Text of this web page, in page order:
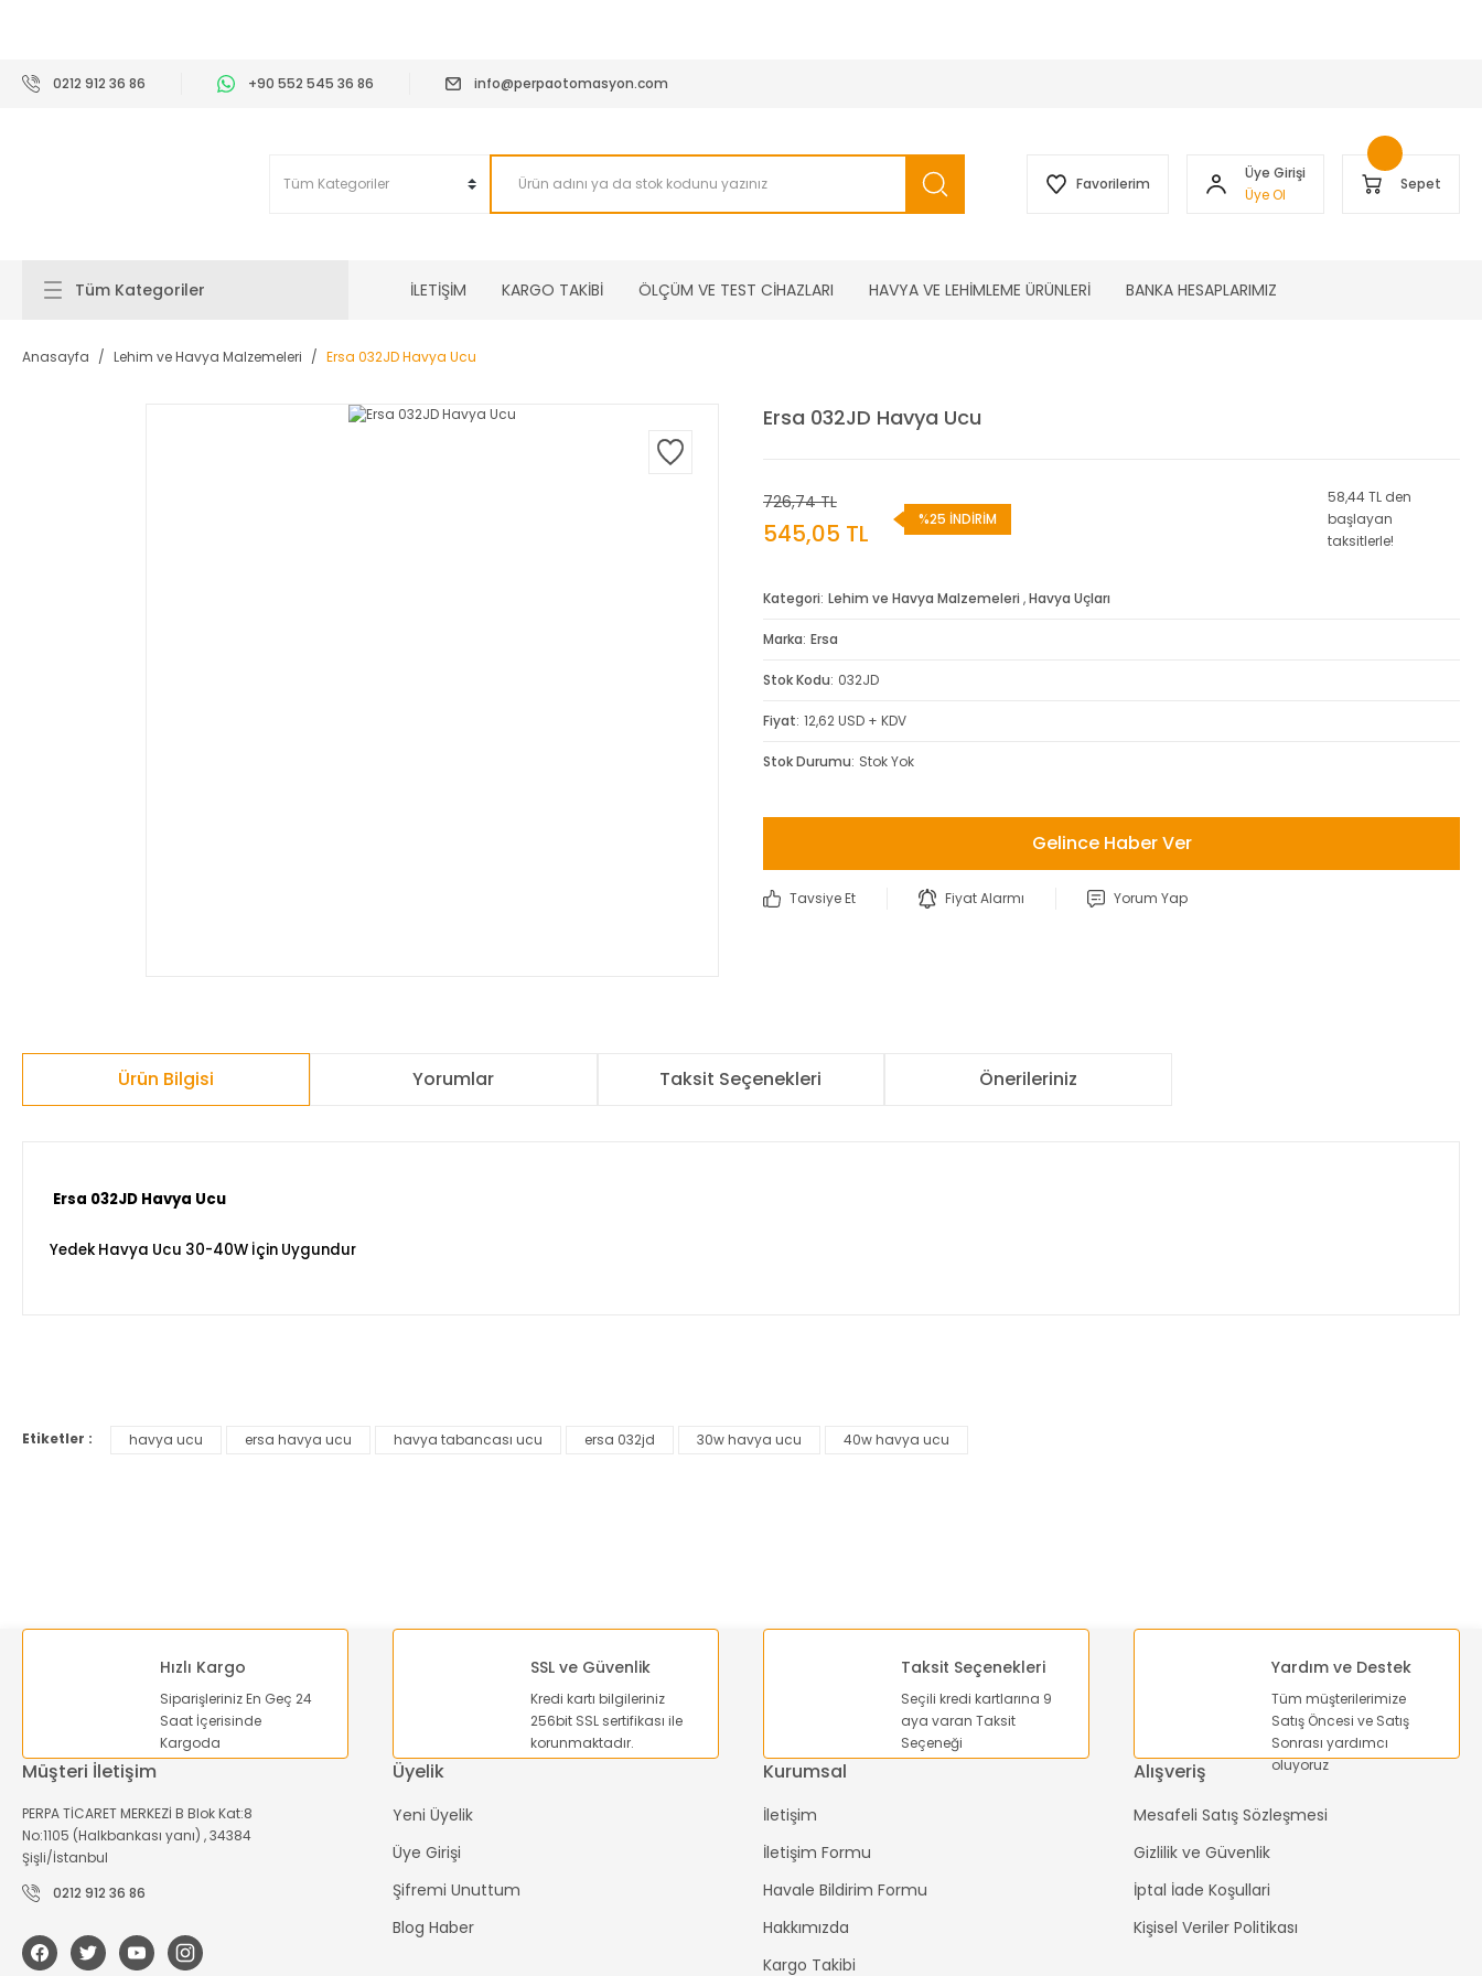
0212 912 36 86 +90 552 545 36 86 info@perpaotomasyon.com
Favorilerim
Üye Girişi
Üye Ol
Sepet
Tüm Kategoriler İLETİŞİM KARGO TAKİBİ ÖLÇÜM VE TEST CİHAZLARI HAVYA VE LEHİMLEME ÜRÜNLERİ BANKA HESAPLARIMIZ
Anasayfa Lehim ve Havya Malzemeleri Ersa 032JD Havya Ucu
Ersa 032JD Havya Ucu
726,74 TL
545,05 TL %25 İNDİRİM
58,44 TL den
başlayan
taksitlerle!
Kategori Lehim ve Havya Malzemeleri ,Havya Uçları
Marka Ersa
Stok Kodu 032JD
Fiyat 12,62 USD + KDV
Stok Durumu Stok Yok
Gelince Haber Ver
Tavsiye Et Fiyat Alarmı Yorum Yap
Ürün Bilgisi Yorumlar Taksit Seçenekleri Önerileriniz
Ersa 032JD Havya Ucu
Yedek Havya Ucu 30-40W İçin Uygundur
Ürün resmi kalitesiz, bozuk veya görüntülenemiyor.
Etiketler : havya ucu ersa havya ucu havya tabancası ucu ersa 032jd 30w havya ucu 40w havya ucu
Hızlı Kargo
Siparişleriniz En Geç 24
Saat İçerisinde
Kargoda
SSL ve Güvenlik
Kredi kartı bilgileriniz
256bit SSL sertifikası ile
korunmaktadır.
Taksit Seçenekleri
Seçili kredi kartlarına 9
aya varan Taksit
Seçeneği
Yardım ve Destek
Tüm müşterilerimize
Satış Öncesi ve Satış
Sonrası yardımcı
oluyoruz
Müşteri İletişim
PERPA TİCARET MERKEZİ B Blok Kat:8
No:1105 (Halkbankası yanı) , 34384
Şişli/İstanbul
0212 912 36 86
Üyelik
Yeni Üyelik
Üye Girişi
Şifremi Unuttum
Blog Haber
Kurumsal
İletişim
İletişim Formu
Havale Bildirim Formu
Hakkımızda
Kargo Takibi
Alışveriş
Mesafeli Satış Sözleşmesi
Gizlilik ve Güvenlik
İptal İade Koşullari
Kişisel Veriler Politikası